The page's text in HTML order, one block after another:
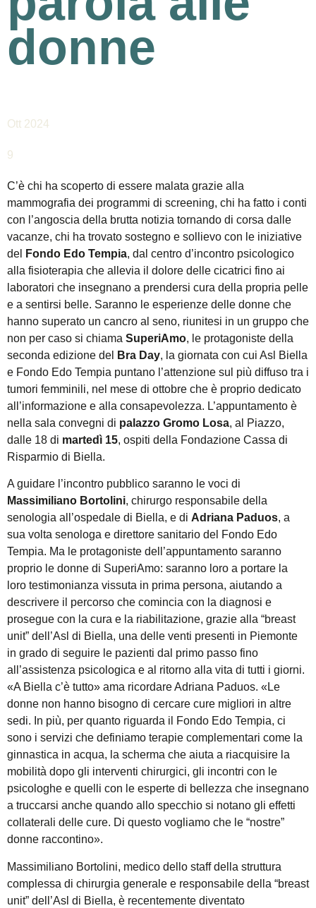
donne
Ott 2024
9
C’è chi ha scoperto di essere malata grazie alla
mammografia dei programmi di screening, chi ha fatto i conti
con l’angoscia della brutta notizia tornando di corsa dalle
vacanze, chi ha trovato sostegno e sollievo con le iniziative
del
Fondo Edo Tempia, dal centro d’incontro psicologico
alla fisioterapia che allevia il dolore delle cicatrici fino ai
laboratori che insegnano a prendersi cura della propria pelle
e a sentirsi belle. Saranno le esperienze delle donne che
hanno superato un cancro al seno, riunitesi in un gruppo che
non per caso si chiama SuperiAmo, le protagoniste della
seconda edizione del
Bra Day, la giornata con cui Asl Biella
e Fondo Edo Tempia puntano l’attenzione sul più diffuso tra i
tumori femminili, nel mese di ottobre che è proprio dedicato
all’informazione e alla consapevolezza. L’appuntamento è
nella sala convegni di palazzo Gromo Losa, al Piazzo,
dalle 18 di martedì 15, ospiti della Fondazione Cassa di
Risparmio di Biella.
A guidare l’incontro pubblico saranno le voci di
Massimiliano Bortolini, chirurgo responsabile della
senologia all’ospedale di Biella, e di Adriana Paduos, a
sua volta senologa e direttore sanitario del Fondo Edo
Tempia. Ma le protagoniste dell’appuntamento saranno
proprio le donne di SuperiAmo: saranno loro a portare la
loro testimonianza vissuta in prima persona, aiutando a
descrivere il percorso che comincia con la diagnosi e
prosegue con la cura e la riabilitazione, grazie alla “breast
unit” dell’Asl di Biella, una delle venti presenti in Piemonte
in grado di seguire le pazienti dal primo passo fino
all’assistenza psicologica e al ritorno alla vita di tutti i giorni.
«A Biella c’è tutto» ama ricordare Adriana Paduos. «Le
donne non hanno bisogno di cercare cure migliori in altre
sedi. In più, per quanto riguarda il Fondo Edo Tempia, ci
sono i servizi che definiamo terapie complementari come la
ginnastica in acqua, la scherma che aiuta a riacquisire la
mobilità dopo gli interventi chirurgici, gli incontri con le
psicologhe e quelli con le esperte di bellezza che insegnano
a truccarsi anche quando allo specchio si notano gli effetti
collaterali delle cure. Di questo vogliamo che le “nostre”
donne raccontino».
Massimiliano Bortolini, medico dello staff della struttura
complessa di chirurgia generale e responsabile della “breast
unit” dell’Asl di Biella, è recentemente diventato